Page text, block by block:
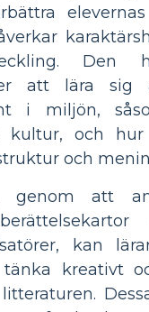
Den
att lära sig
i miljön,
kultur, och
och
genom att
kan
kreativt